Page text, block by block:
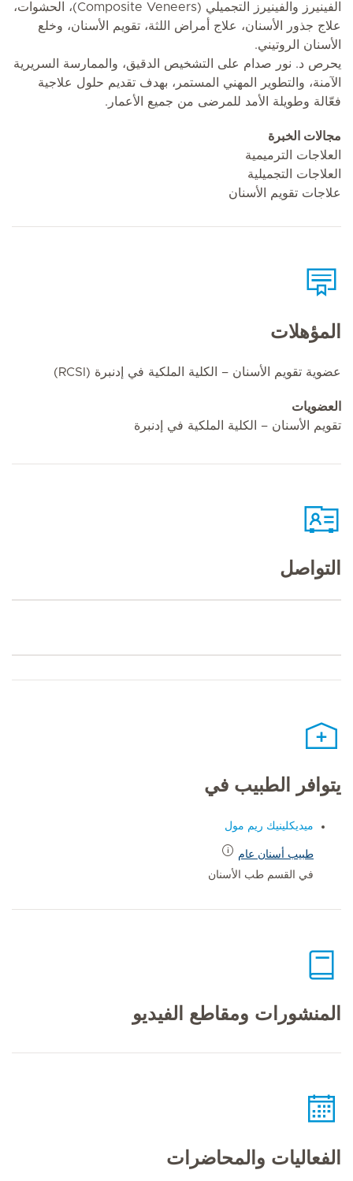
الفينيرز والفينيرز التجميلي (Composite Veneers)، الحشوات،
علاج جذور الأسنان، علاج أمراض اللثة، تقويم الأسنان، وخلع
الأسنان الروتيني.
يحرص د. نور صدام على التشخيص الدقيق، والممارسة السريرية
الآمنة، والتطوير المهني المستمر، بهدف تقديم حلول علاجية
فعّالة وطويلة الأمد للمرضى من جميع الأعمار.
مجالات الخبرة
العلاجات الترميمية
العلاجات التجميلية
علاجات تقويم الأسنان
المؤهلات
عضوية تقويم الأسنان – الكلية الملكية في إدنبرة (RCSI)
العضويات
تقويم الأسنان – الكلية الملكية في إدنبرة
التواصل
يتوافر الطبيب في
ميديكلينيك ريم مول
طبيب أسنان عام
في القسم طب الأسنان
المنشورات ومقاطع الفيديو
الفعاليات والمحاضرات